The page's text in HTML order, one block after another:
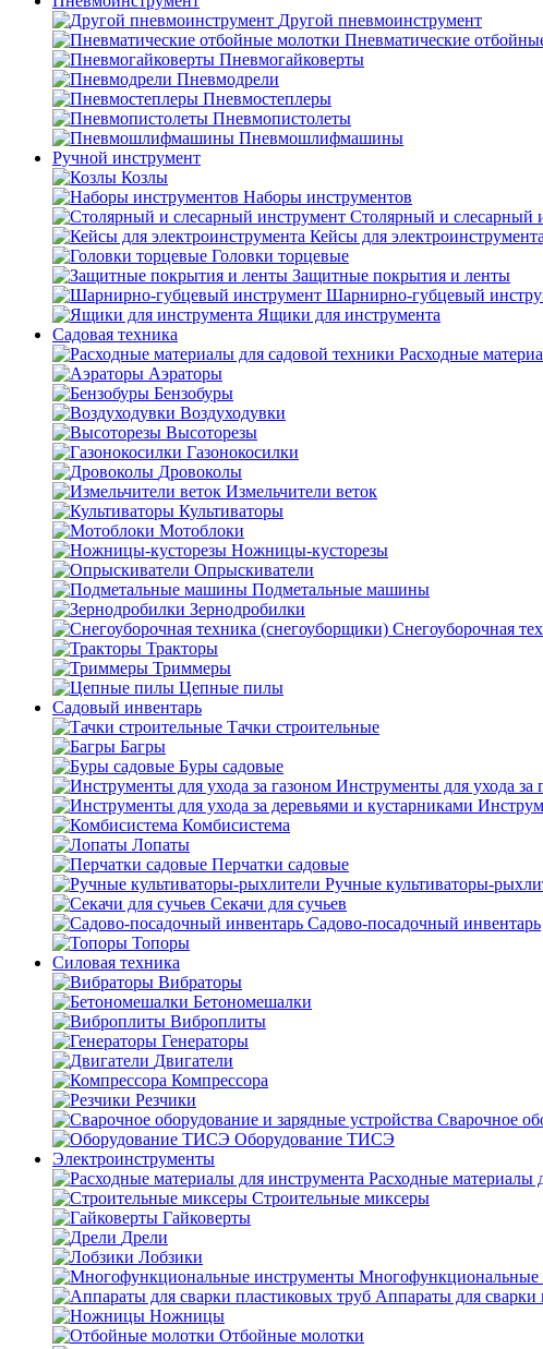
Другой пневмоинструмент
Пневматические
Пневмогайковерты
Пневмодрели
Пневмостеплеры
Пневмопистолеты
Пневмошлифмашины
Ручной инструмент
Козлы
Наборы инструментов
Столярный и слесарный
Кейсы для электроинструмента
Головки торцевые
Защитные покрытия и ленты
Шарнирно-губцевый
Ящики для инструмента
Садовая техника
Расходные
Аэраторы
Бензобуры
Воздуходувки
Высоторезы
Газонокосилки
Дровоколы
Измельчители веток
Культиваторы
Мотоблоки
Ножницы-кусторезы
Опрыскиватели
Подметальные машины
Зернодробилки
Снегоуборочная
Тракторы
Триммеры
Цепные пилы
Садовый инвентарь
Тачки строительные
Багры
Буры садовые
Инструменты для ухода за
Комбисистема
Лопаты
Перчатки садовые
Ручные культиваторы-
Секачи для сучьев
Садово-посадочный инвентарь
Топоры
Силовая техника
Вибраторы
Бетономешалки
Виброплиты
Генераторы
Двигатели
Компрессора
Резчики
Сварочное
Оборудование ТИСЭ
Электроинструменты
Расходные материалы
Строительные миксеры
Гайковерты
Дрели
Лобзики
Многофункциональные
Аппараты для сварки
Ножницы
Отбойные молотки